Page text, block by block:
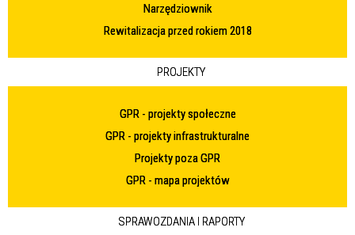
Narzędziownik
Rewitalizacja przed rokiem 2018
PROJEKTY
GPR - projekty społeczne
GPR - projekty infrastrukturalne
Projekty poza GPR
GPR - mapa projektów
SPRAWOZDANIA I RAPORTY